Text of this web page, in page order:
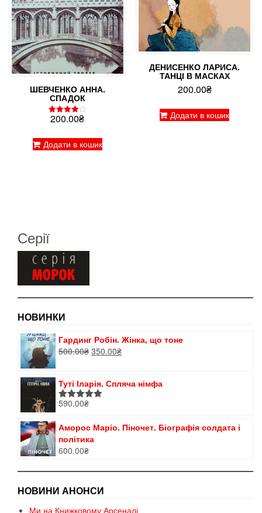
ШЕВЧЕНКО АННА.
СПАДОК
Оцінено
з 5
200.00₴
Додати в кошик
ДЕНИСЕНКО ЛАРИСА.
ТАНЦІ В МАСКАХ
200.00₴
Додати в кошик
Серії
НОВИНКИ
Гардинг Робін. Жінка, що тоне
500.00₴ Оригінальна
350.00₴Поточна
Туті Іларія. Спляча німфа
Оцінено в
590.00₴
Аморос Маріо. Піночет. Біографія солдата і
політика
600.00₴
НОВИНИ АНОНСИ
Ми на Книжковому Арсеналі